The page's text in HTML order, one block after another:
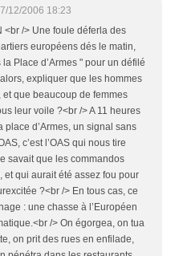
12/2006 18:23
<br /> Une foule déferla des
européens dés le matin,
Place d’Armes " pour un défilé
expliquer que les hommes
que beaucoup de femmes
leur voile ?<br /> A 11 heures
place d’Armes, un signal sans
c’est l’OAS qui nous tire
savait que les commandos
qui aurait été assez fou pour
?<br /> En tous cas, ce
: une chasse à l’Européen
/> On égorgea, on tua
on prit des rues en enfilade,